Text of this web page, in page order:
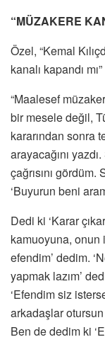
“MÜZAKERE
Özel, “Kemal
kanalı kapandı
“Maalesef
bir mesele değil,
kararından sonra
arayacağını
çağrısını
‘Buyurun beni
Dedi ki ‘Karar
kamuoyuna, onun
efendim’ dedim.
yapmak lazım’
‘Efendim siz
arkadaşlar
Ben de dedim ki